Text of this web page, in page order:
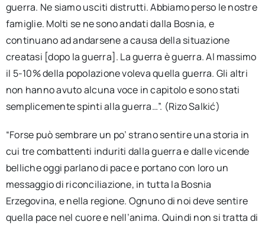
guerra. Ne siamo usciti distrutti. Abbiamo perso le nostre
famiglie. Molti se ne sono andati dalla Bosnia, e
continuano ad andarsene a causa della situazione
creatasi [dopo la guerra]. La guerra è guerra. Al massimo
il 5-10% della popolazione voleva quella guerra. Gli altri
non hanno avuto alcuna voce in capitolo e sono stati
semplicemente spinti alla guerra…”. (Rizo Salkić)
“Forse può sembrare un po’ strano sentire una storia in
cui tre combattenti induriti dalla guerra e dalle vicende
belliche oggi parlano di pace e portano con loro un
messaggio di riconciliazione, in tutta la Bosnia
Erzegovina, e nella regione. Ognuno di noi deve sentire
quella pace nel cuore e nell’anima. Quindi non si tratta di